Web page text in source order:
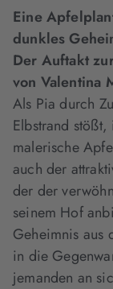
Eine
dunkles
Der Auftakt
von Valentina
Als Pia durch
Elbstrand
malerische
auch der
der der
seinem Hof
Geheimnis aus
in die
jemanden an